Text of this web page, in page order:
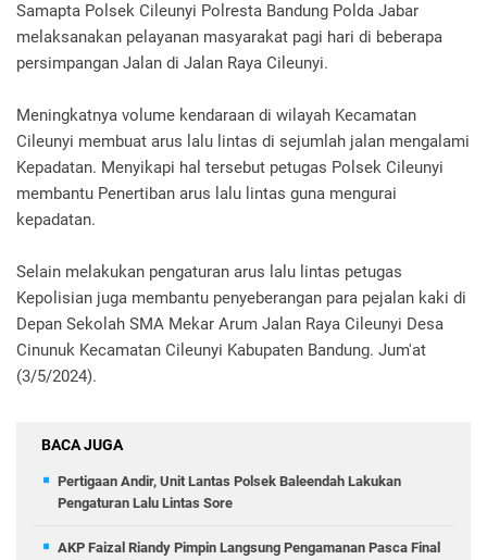
Samapta Polsek Cileunyi Polresta Bandung Polda Jabar
melaksanakan pelayanan masyarakat pagi hari di beberapa
persimpangan Jalan di Jalan Raya Cileunyi.
Meningkatnya volume kendaraan di wilayah Kecamatan
Cileunyi membuat arus lalu lintas di sejumlah jalan mengalami
Kepadatan. Menyikapi hal tersebut petugas Polsek Cileunyi
membantu Penertiban arus lalu lintas guna mengurai
kepadatan.
Selain melakukan pengaturan arus lalu lintas petugas
Kepolisian juga membantu penyeberangan para pejalan kaki di
Depan Sekolah SMA Mekar Arum Jalan Raya Cileunyi Desa
Cinunuk Kecamatan Cileunyi Kabupaten Bandung. Jum'at
(3/5/2024).
BACA JUGA
Pertigaan Andir, Unit Lantas Polsek Baleendah Lakukan
Pengaturan Lalu Lintas Sore
AKP Faizal Riandy Pimpin Langsung Pengamanan Pasca Final